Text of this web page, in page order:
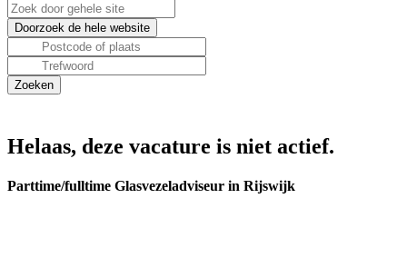
Helaas, deze vacature is niet actief.
Parttime/fulltime Glasvezeladviseur in Rijswijk